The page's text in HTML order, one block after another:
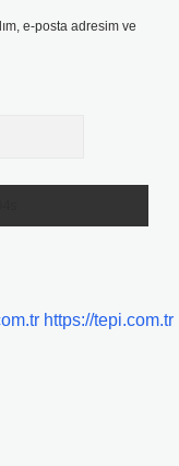
e-posta adresim ve
https://tepi.com.tr